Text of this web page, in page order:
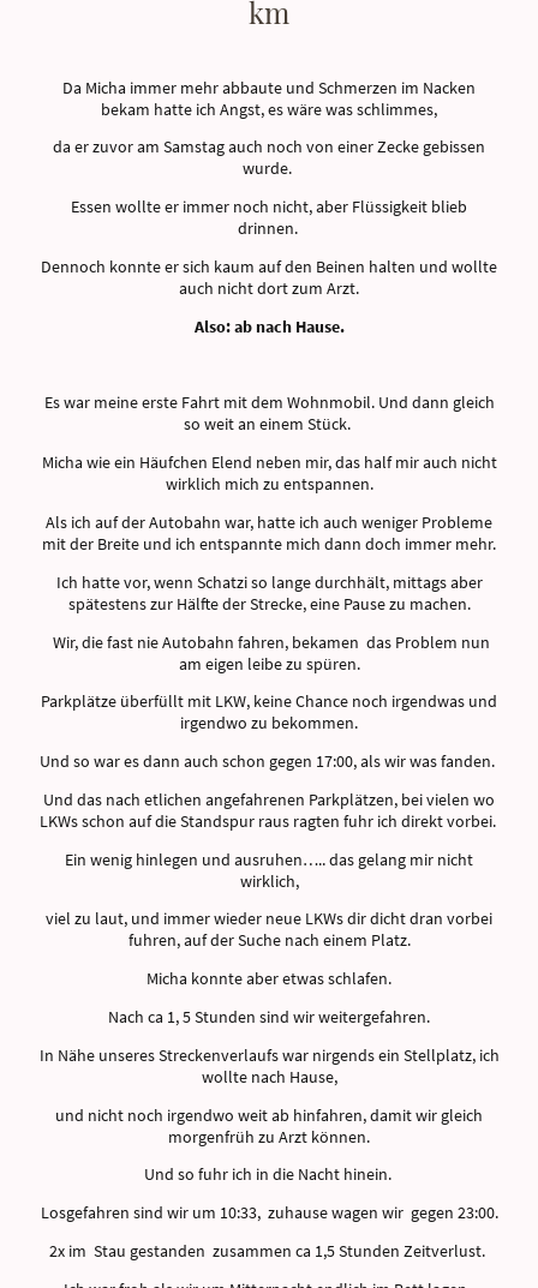
km
Da Micha immer mehr abbaute und Schmerzen im Nacken
bekam hatte ich Angst, es wäre was schlimmes,
da er zuvor am Samstag auch noch von einer Zecke gebissen
wurde.
Essen wollte er immer noch nicht, aber Flüssigkeit blieb
drinnen.
Dennoch konnte er sich kaum auf den Beinen halten und wollte
auch nicht dort zum Arzt.
Also: ab nach Hause.
Es war meine erste Fahrt mit dem Wohnmobil. Und dann gleich
so weit an einem Stück.
Micha wie ein Häufchen Elend neben mir, das half mir auch nicht
wirklich mich zu entspannen.
Als ich auf der Autobahn war, hatte ich auch weniger Probleme
mit der Breite und ich entspannte mich dann doch immer mehr.
Ich hatte vor, wenn Schatzi so lange durchhält, mittags aber
spätestens zur Hälfte der Strecke, eine Pause zu machen.
Wir, die fast nie Autobahn fahren, bekamen das Problem nun
am eigen leibe zu spüren.
Parkplätze überfüllt mit LKW, keine Chance noch irgendwas und
irgendwo zu bekommen.
Und so war es dann auch schon gegen 17:00, als wir was fanden.
Und das nach etlichen angefahrenen Parkplätzen, bei vielen wo
LKWs schon auf die Standspur raus ragten fuhr ich direkt vorbei.
Ein wenig hinlegen und ausruhen….. das gelang mir nicht
wirklich,
viel zu laut, und immer wieder neue LKWs dir dicht dran vorbei
fuhren, auf der Suche nach einem Platz.
Micha konnte aber etwas schlafen.
Nach ca 1, 5 Stunden sind wir weitergefahren.
In Nähe unseres Streckenverlaufs war nirgends ein Stellplatz, ich
wollte nach Hause,
und nicht noch irgendwo weit ab hinfahren, damit wir gleich
morgenfrüh zu Arzt können.
Und so fuhr ich in die Nacht hinein.
Losgefahren sind wir um 10:33, zuhause wagen wir gegen 23:00.
2x im Stau gestanden zusammen ca 1,5 Stunden Zeitverlust.